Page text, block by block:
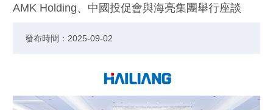
AMK Holding、中國投促會與海亮集團舉行座談
發布時間：2025-09-02